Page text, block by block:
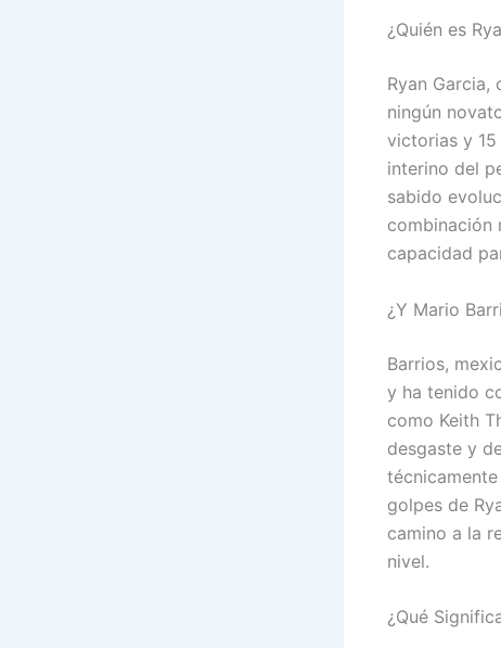
¿Quién es
Ryan
ningún
victorias y
interino del
sabido
combinación
capacidad
¿Y Mario
Barrios,
y ha tenido
como Keith
desgaste y
golpes de
camino a la
nivel.
¿Qué